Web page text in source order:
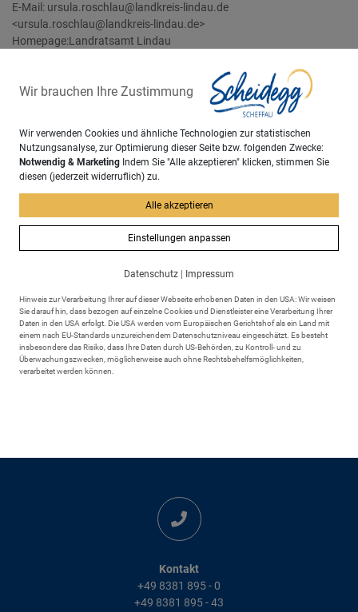
E-Mail: ursula.roschlau@landkreis-lindau.de
<ursula.roschlau@landkreis-lindau.de>
Homepage:Landratsamt Lindau
Standesamt
Kontakt
+49 8381 895 - 0
+49 8381 895 - 43
Wir brauchen Ihre Zustimmung
Wir verwenden Cookies und ähnliche Technologien zur statistischen
Nutzungsanalyse, zur Optimierung dieser Seite bzw. folgenden Zwecke:
Notwendig & Marketing Indem Sie "Alle akzeptieren" klicken, stimmen Sie
diesen (jederzeit widerruflich) zu.
Alle akzeptieren
Einstellungen anpassen
Datenschutz | Impressum
Hinweis zur Verarbeitung Ihrer auf dieser Webseite erhobenen Daten in den USA: Wir weisen
Sie darauf hin, dass bezogen auf einzelne Cookies und Dienstleister eine Verarbeitung Ihrer
Daten in den USA erfolgt. Die USA werden vom Europäischen Gerichtshof als ein Land mit
einem nach EU-Standards unzureichendem Datenschutzniveau eingeschätzt. Es besteht
insbesondere das Risiko, dass Ihre Daten durch US-Behörden, zu Kontroll- und zu
Überwachungszwecken, möglicherweise auch ohne Rechtsbehelfsmöglichkeiten,
verarbeitet werden können.